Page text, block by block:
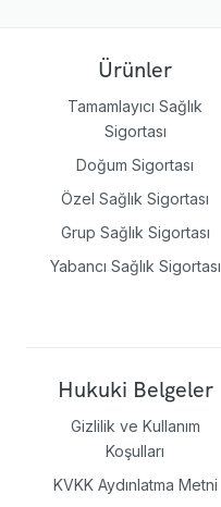
Ürünler
Tamamlayıcı Sağlık
Sigortası
Doğum Sigortası
Özel Sağlık Sigortası
Grup Sağlık Sigortası
Yabancı Sağlık Sigortası
Hukuki Belgeler
Gizlilik ve Kullanım
Koşulları
KVKK Aydınlatma Metni